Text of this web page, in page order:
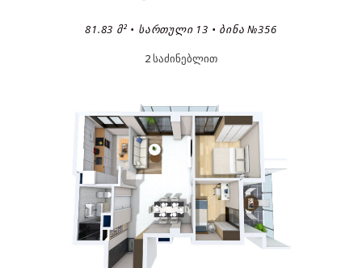
81.83 Მ² • ᲡᲐᲠᲗᲣᲚᲘ 13 • ᲑᲘᲜᲐ №356
2 საძინებლით